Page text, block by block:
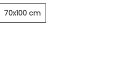
70x100 cm